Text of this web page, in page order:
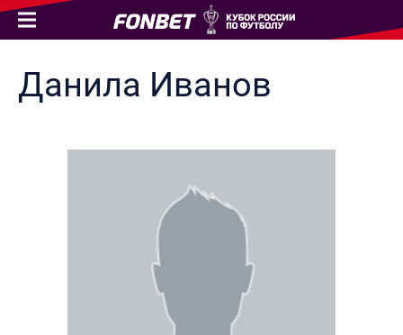
Данила Иванов